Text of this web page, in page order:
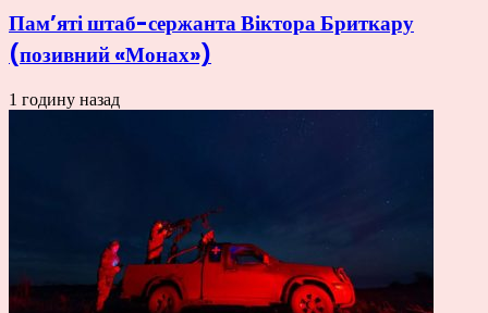
Пам’яті штаб-сержанта Віктора Бриткару
(позивний «Монах»)
1 годину назад